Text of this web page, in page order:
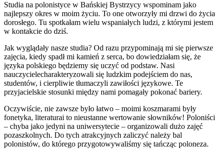
Studia na polonistyce w Bańskiej Bystrzycy wspominam jako
najlepszy okres w moim życiu. To one otworzyły mi drzwi do życia
dorosłego. Tu spotkałam wielu wspaniałych ludzi, z którymi jestem
w kontakcie do dziś.
Jak wyglądały nasze studia? Od razu przypominają mi się pierwsze
zajęcia, kiedy spadł mi kamień z serca, bo dowiedziałam się, że
języka polskiego będziemy się uczyć od podstaw. Nasi
nauczycielecharakteryzowali się ludzkim podejściem do nas,
studentów, i cierpliwie tłumaczyli zawiłości językowe. Te
przyjacielskie stosunki między nami pomagały pokonać bariery.
Oczywiście, nie zawsze było łatwo – moimi koszmarami były
fonetyka, literaturai to nieustanne wertowanie słowników! Poloniści
– chyba jako jedyni na uniwersytecie – organizowali dużo zajęć
pozaszkolnych. Do tych atrakcyjnych zaliczyć należy bal
polonistów, do którego przygotowywaliśmy się tańcząc poloneza.